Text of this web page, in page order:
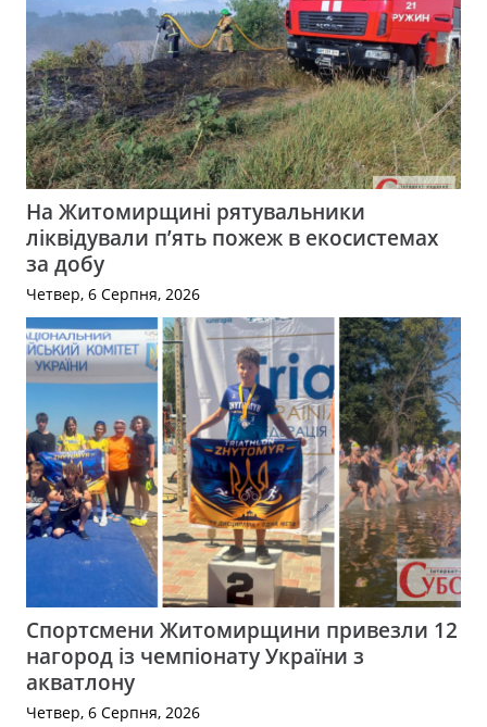
На Житомирщині рятувальники
ліквідували п’ять пожеж в екосистемах
за добу
Четвер, 6 Серпня, 2026
Спортсмени Житомирщини привезли 12
нагород із чемпіонату України з
акватлону
Четвер, 6 Серпня, 2026